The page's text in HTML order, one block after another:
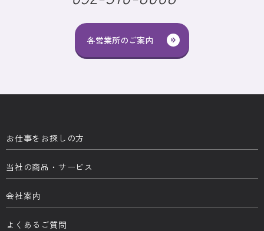
各営業所のご案内
お仕事をお探しの方
当社の商品・サービス
会社案内
よくあるご質問